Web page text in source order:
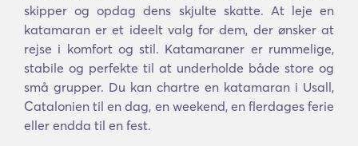
skipper og opdag dens skjulte skatte. At leje en
katamaran er et ideelt valg for dem, der ønsker at
rejse i komfort og stil. Katamaraner er rummelige,
stabile og perfekte til at underholde både store og
små grupper. Du kan chartre en katamaran i Usall,
Catalonien til en dag, en weekend, en flerdages ferie
eller endda til en fest.